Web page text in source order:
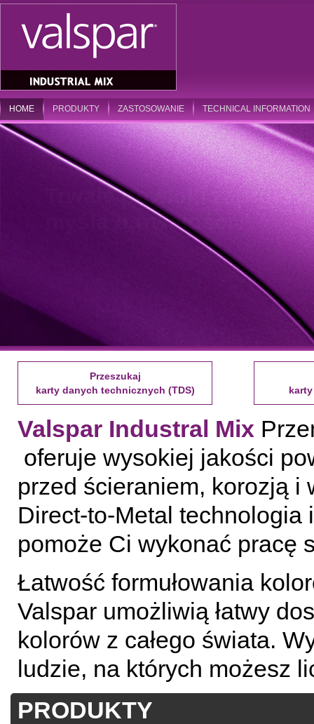
HOME PRODUKTY ZASTOSOWANIE TECHNICAL INFORMATION
Przeszukaj
karty danych technicznych (TDS)
Valspar Industral Mix
oferuje wysokiej jakości
przed ścieraniem, korozją i
Direct-to-Metal
pomoże Ci wykonać pracę
Łatwość formułowania
Valspar umożliwią łatwy
kolorów z całego świata.
ludzie, na których możesz
PRODUKTY